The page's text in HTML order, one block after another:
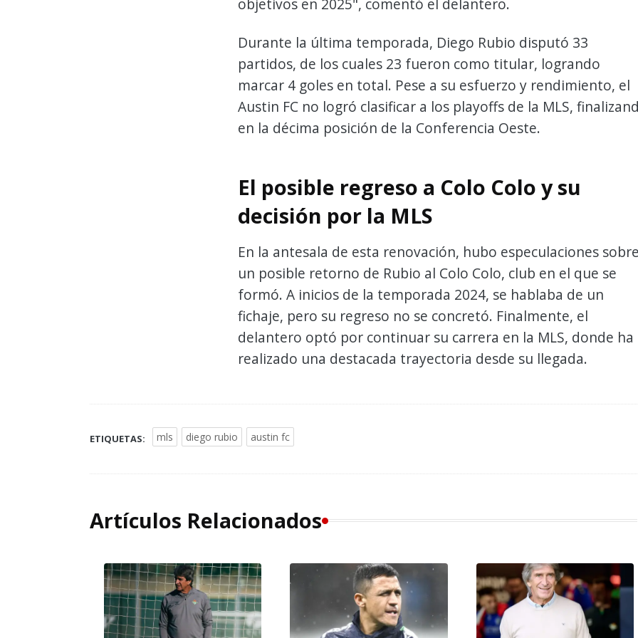
objetivos en 2025", comentó el delantero.
Durante la última temporada, Diego Rubio disputó 33
partidos, de los cuales 23 fueron como titular, logrando
marcar 4 goles en total. Pese a su esfuerzo y rendimiento, el
Austin FC no logró clasificar a los playoffs de la MLS,
en la décima posición de la Conferencia Oeste.
El posible regreso a Colo Colo y su
decisión por la MLS
En la antesala de esta renovación, hubo especulaciones
un posible retorno de Rubio al Colo Colo, club en el que se
formó. A inicios de la temporada 2024, se hablaba de un
fichaje, pero su regreso no se concretó. Finalmente, el
delantero optó por continuar su carrera en la MLS, donde ha
realizado una destacada trayectoria desde su llegada.
ETIQUETAS: mls diego rubio austin fc
Artículos Relacionados